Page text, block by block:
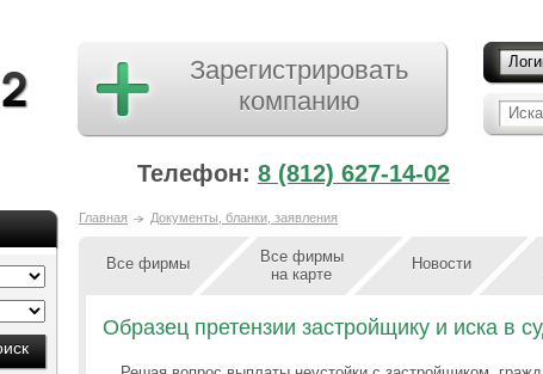
Зарегистрировать
компанию
Телефон: 8 (812) 627-14-02
Главная Документы, бланки, заявления
Все фирмы
Все фирмы
на карте
Новости
Образец претензии застройщику и иска в